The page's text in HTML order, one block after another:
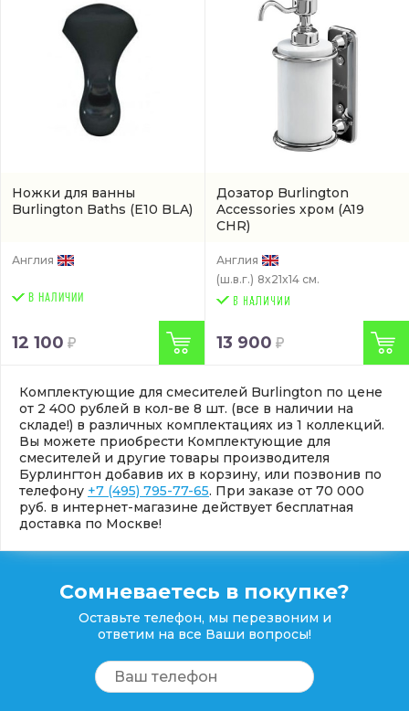
Ножки для ванны
Burlington Baths (E10 BLA)
Англия
В НАЛИЧИИ
12 100
Дозатор Burlington
Accessories хром (A19
CHR)
Англия
(ш.в.г.) 8x21x14 см.
13 900
Комплектующие для смесителей Burlington по цене
от 2 400 рублей в кол-ве 8 шт. (все в наличии на
складе!) в различных комплектациях из 1 коллекций.
Вы можете приобрести Комплектующие для
смесителей и другие товары производителя
Бурлингтон добавив их в корзину, или позвонив по
телефону +7 (495) 795-77-65. При заказе от 70 000
руб. в интернет-магазине действует бесплатная
доставка по Москве!
Сомневаетесь в покупке?
Оставьте телефон, мы перезвоним и
ответим на все Ваши вопросы!